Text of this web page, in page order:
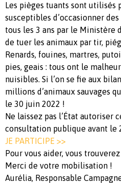
Les pièges tuants sont utilisés
susceptibles d’occasionner
tous les 3 ans par le Ministère
de tuer les animaux par tir,
Renards, fouines, martres,
pies, geais : tous ont le
nuisibles. Si l’on se fie aux
millions d’animaux sauvages
le 30 juin 2022 !
Ne laissez pas l’État autoriser
consultation publique avant le
JE PARTICIPE >>
Pour vous aider, vous trouverez
Merci de votre mobilisation !
Aurélia, Responsable